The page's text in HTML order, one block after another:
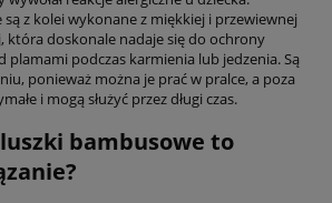
z kolei wykonane z miękkiej i przewiewnej
która doskonale nadaje się do ochrony
plamami podczas karmienia lub jedzenia. Są
ponieważ można je prać w pralce, a poza
i mogą służyć przez długi czas.
bambusowe to